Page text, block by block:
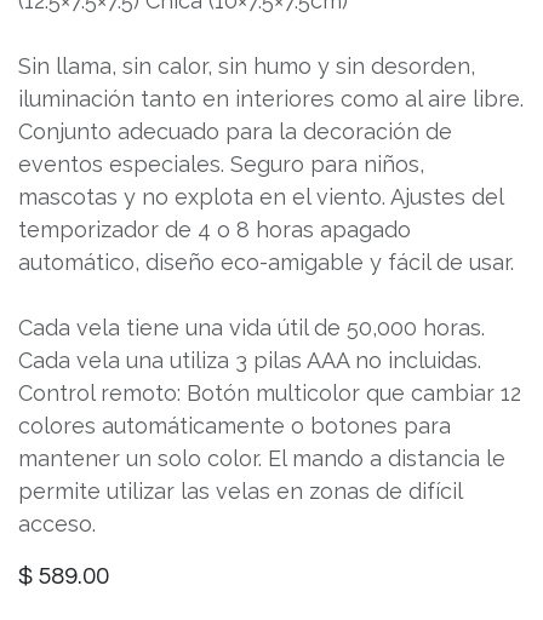
Sin llama, sin calor, sin humo y sin desorden,
iluminación tanto en interiores como al aire libre.
Conjunto adecuado para la decoración de
eventos especiales. Seguro para niños,
mascotas y no explota en el viento. Ajustes del
temporizador de 4 o 8 horas apagado
automático, diseño eco-amigable y fácil de usar.
Cada vela tiene una vida útil de 50,000 horas.
Cada vela una utiliza 3 pilas AAA no incluidas.
Control remoto: Botón multicolor que cambiar 12
colores automáticamente o botones para
mantener un solo color. El mando a distancia le
permite utilizar las velas en zonas de difícil
acceso.
$ 589.00